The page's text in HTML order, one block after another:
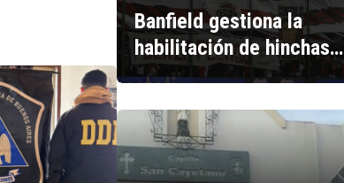
Banfield gestiona la
habilitación de hinchas…